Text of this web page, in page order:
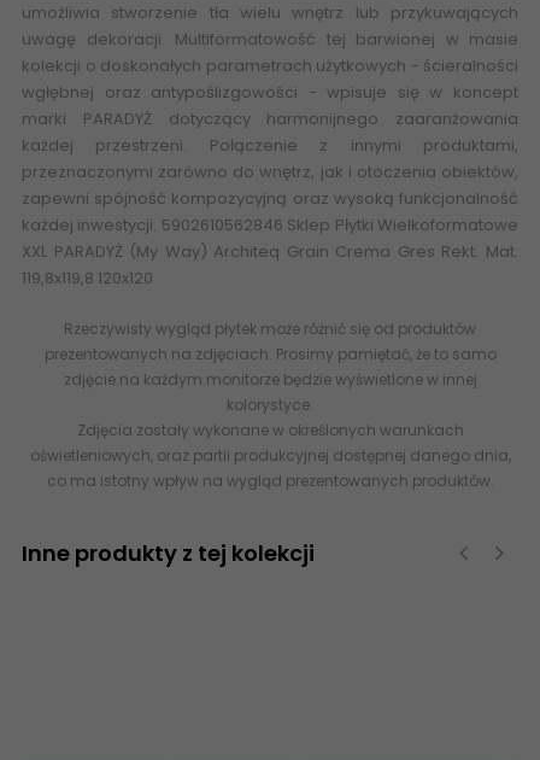
umożliwia stworzenie tła wielu wnętrz lub przykuwających
uwagę dekoracji. Multiformatowość tej barwionej w masie
kolekcji o doskonałych parametrach użytkowych - ścieralności
wgłębnej oraz antypoślizgowości - wpisuje się w koncept
marki PARADYŻ dotyczący harmonijnego zaaranżowania
każdej przestrzeni. Połączenie z innymi produktami,
przeznaczonymi zarówno do wnętrz, jak i otoczenia obiektów,
zapewni spójność kompozycyjną oraz wysoką funkcjonalność
każdej inwestycji. 5902610562846 Sklep Płytki Wielkoformatowe
XXL PARADYŻ (My Way) Architeq Grain Crema Gres Rekt. Mat.
119,8x119,8 120x120
Rzeczywisty wygląd płytek może różnić się od produktów
prezentowanych na zdjęciach. Prosimy pamiętać, że to samo
zdjęcie na każdym monitorze będzie wyświetlone w innej
kolorystyce.
Zdjęcia zostały wykonane w określonych warunkach
oświetleniowych, oraz partii produkcyjnej dostępnej danego dnia,
co ma istotny wpływ na wygląd prezentowanych produktów.
Inne produkty z tej kolekcji